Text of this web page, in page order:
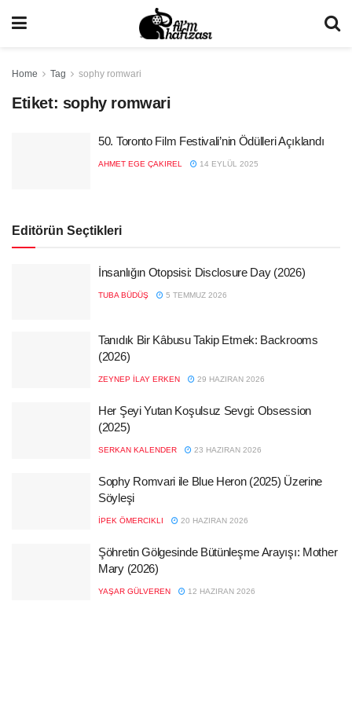
Home Tag sophy romwari
Etiket: sophy romwari
50. Toronto Film Festivali’nin Ödülleri Açıklandı
AHMET EGE ÇAKIREL 14 EYLÜL 2025
Editörün Seçtikleri
İnsanlığın Otopsisi: Disclosure Day (2026)
TUBA BÜDÜŞ 5 TEMMUZ 2026
Tanıdık Bir Kâbusu Takip Etmek: Backrooms
(2026)
ZEYNEP İLAY ERKEN 29 HAZIRAN 2026
Her Şeyi Yutan Koşulsuz Sevgi: Obsession
(2025)
SERKAN KALENDER 23 HAZIRAN 2026
Sophy Romvari ile Blue Heron (2025) Üzerine
Söyleşi
İPEK ÖMERCIKLI 20 HAZIRAN 2026
Şöhretin Gölgesinde Bütünleşme Arayışı: Mother
Mary (2026)
YAŞAR GÜLVEREN 12 HAZIRAN 2026